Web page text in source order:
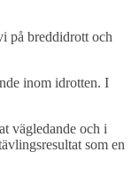
på breddidrott och
inom idrotten. I
vägledande och i
som en